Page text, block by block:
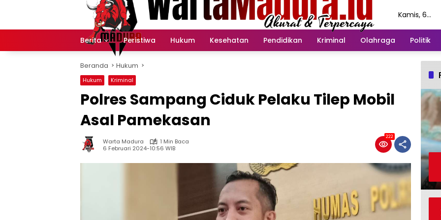
Kamis, 6
Berita Peristiwa Hukum Kesehatan Pendidikan Kriminal Olahraga Politik
Beranda Hukum
Hukum Kriminal
Polres Sampang Ciduk Pelaku Tilep Mobil
Asal Pamekasan
Warta Madura
1 Min Baca
6 Februari 2024-10:56 WIB
222